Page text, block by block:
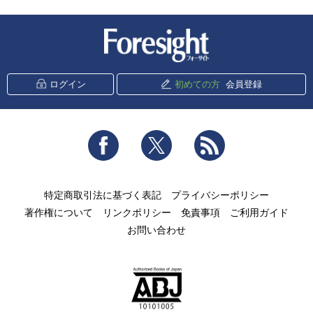
ログイン 初めての方 会員登録
Facebook Twitter
特定商取引法に基づく表記
プライバシーポリシー
著作権について
リンクポリシー 免責事項
ご利用ガイド
お問い合わせ